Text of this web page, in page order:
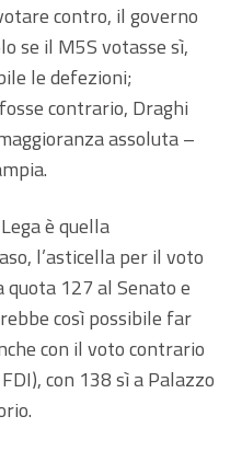
contro, il governo
se il M5S votasse sì,
le defezioni;
contrario, Draghi
assoluta –
è quella
l’asticella per il voto
quota 127 al Senato e
così possibile far
con il voto contrario
con 138 sì a Palazzo